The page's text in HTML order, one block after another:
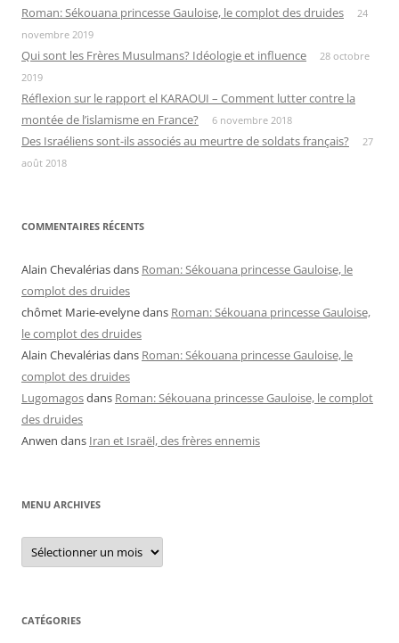
Roman: Sékouana princesse Gauloise, le complot des druides
24
novembre 2019
Qui sont les Frères Musulmans? Idéologie et influence
28 octobre
2019
Réflexion sur le rapport el KARAOUI – Comment lutter contre la
montée de l’islamisme en France?
6 novembre 2018
Des Israéliens sont-ils associés au meurtre de soldats français?
27
août 2018
COMMENTAIRES RÉCENTS
Alain Chevalériasdans Roman: Sékouana princesse Gauloise, le
complot des druides
chômet Marie-evelynedans Roman: Sékouana princesse Gauloise,
le complot des druides
Alain Chevalériasdans Roman: Sékouana princesse Gauloise, le
complot des druides
Lugomagosdans Roman: Sékouana princesse Gauloise, le complot
des druides
Anwen dans Iran et Israël, des frères ennemis
MENU ARCHIVES
Menu
archives
CATÉGORIES